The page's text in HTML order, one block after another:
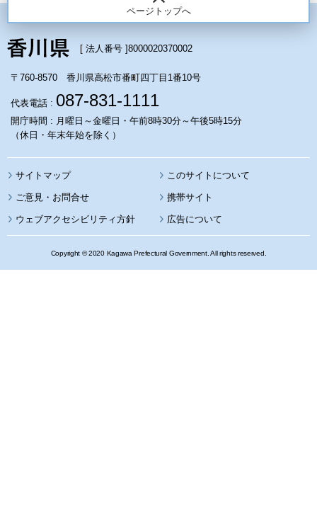
ページトップへ
[ 法人番号 ]8000020370002
〒760-8570 香川県高松市番町四丁目1番10号
代表電話 : 087-831-1111
開庁時間 : 月曜日～金曜日・午前8時30分～午後5時15分
（休日・年末年始を除く）
サイトマップ このサイトについて
携帯サイト
ウェブアクセシビリティ方針 広告について
Copyright © 2020 Kagawa Prefectural Government. All rights reserved.